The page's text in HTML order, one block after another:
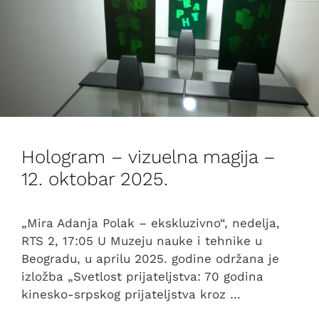
Hologram – vizuelna magija –
12. oktobar 2025.
„Mira Adanja Polak – ekskluzivno“, nedelja,
RTS 2, 17:05 U Muzeju nauke i tehnike u
Beogradu, u aprilu 2025. godine održana je
izložba „Svetlost prijateljstva: 70 godina
kinesko-srpskog prijateljstva kroz …